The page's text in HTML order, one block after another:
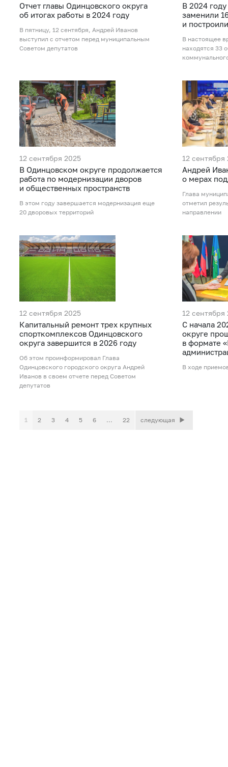
Отчет главы Одинцовского округа
об итогах работы в 2024 году
В пятницу, 12 сентября, Андрей Иванов
выступил с отчетом перед муниципальным
Советом депутатов
В 2024
заменили
и
В настоящее
находятся 33
12 сентября 2025
В Одинцовском округе продолжается
работа по модернизации дворов
и общественных пространств
В этом году завершается модернизация еще
20 дворовых территорий
12 сентября
Андрей
о мерах
Глава
отметил
направлении
12 сентября 2025
Капитальный ремонт трех крупных
спорткомплексов Одинцовского
округа завершится в 2026 году
Об этом проинформировал Глава
Одинцовского городского округа Андрей
Иванов в своем отчете перед Советом
депутатов
12 сентября
С начала
округе
в формате
В ходе
1 2 3 4 5 6 ... 22 следующая